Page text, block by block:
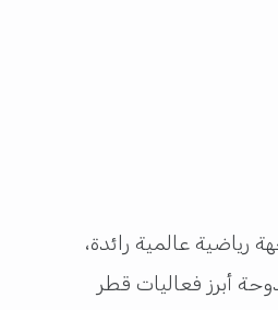
رياضية عالمية رائدة،
أبرز فعاليات قطر